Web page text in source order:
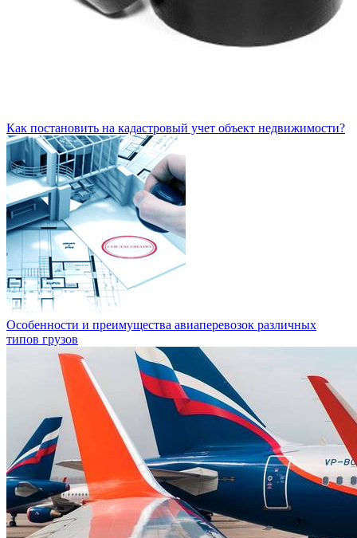
Как постановить на кадастровый учет объект недвижимости?
Особенности и преимущества авиаперевозок различных
типов грузов